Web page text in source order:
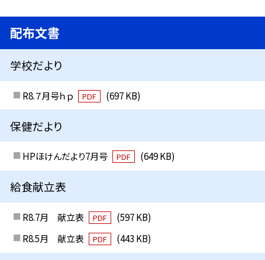
配布文書
学校だより
R8.７月号ｈｐ PDF (697 KB)
保健だより
HPほけんだより7月号 PDF (649 KB)
給食献立表
R8.7月 献立表 PDF
(597 KB)
R8.5月 献立表
PDF (443 KB)